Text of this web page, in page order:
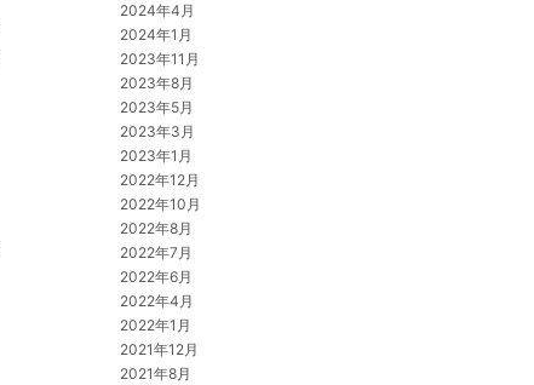
2024年4月
2024年1月
2023年11月
2023年8月
2023年5月
2023年3月
2023年1月
2022年12月
2022年10月
2022年8月
2022年7月
2022年6月
2022年4月
2022年1月
2021年12月
2021年8月